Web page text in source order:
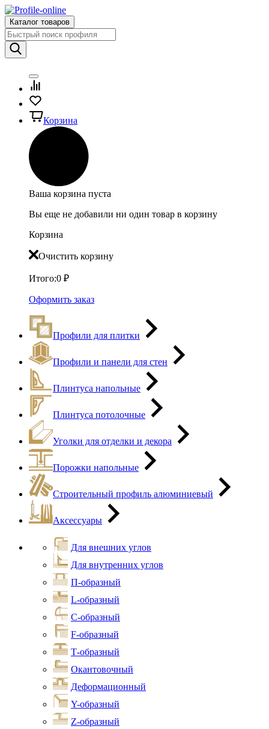
Каталог товаров
Корзина
Ваша корзина пуста
Вы еще не добавили ни один товар в корзину
Корзина
Очистить корзину
Итого:0 ₽
Оформить заказ
Профили для плитки
Профили и панели для стен
Плинтуса напольные
Плинтуса потолочные
Уголки для отделки и декора
Порожки напольные
Строительный профиль алюминиевый
Аксессуары
Для внешних углов
Для внутренних углов
П-образный
L-образный
С-образный
F-образный
Т-образный
Окантовочный
Деформационный
Y-образный
Z-образный